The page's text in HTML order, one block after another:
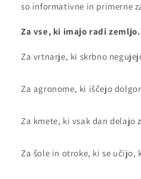
so informativne in primerne
Za vse, ki imajo radi zemljo.
Za vrtnarje, ki skrbno
Za agronome, ki iščejo
Za kmete, ki vsak dan delajo
Za šole in otroke, ki se učijo,